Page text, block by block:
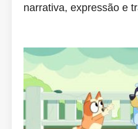
narrativa, expressão e